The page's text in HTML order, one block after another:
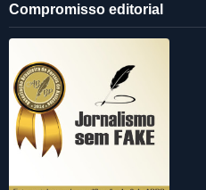
Compromisso editorial